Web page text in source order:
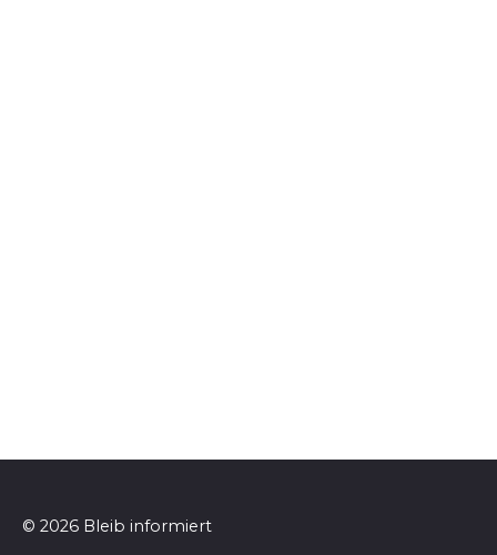
© 2026 Bleib informiert